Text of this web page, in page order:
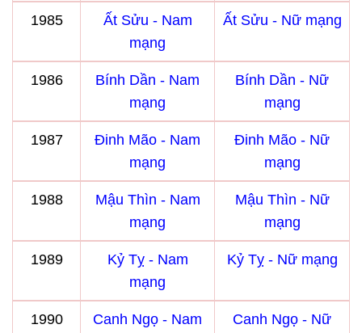
1985
Ất Sửu - Nam
mạng
Ất Sửu - Nữ mạng
1986
Bính Dần - Nam
mạng
Bính Dần - Nữ
mạng
1987
Đinh Mão - Nam
mạng
Đinh Mão - Nữ
mạng
1988
Mậu Thìn - Nam
mạng
Mậu Thìn - Nữ
mạng
1989
Kỷ Tỵ - Nam
mạng
Kỷ Tỵ - Nữ mạng
1990
Canh Ngọ - Nam
Canh Ngọ - Nữ